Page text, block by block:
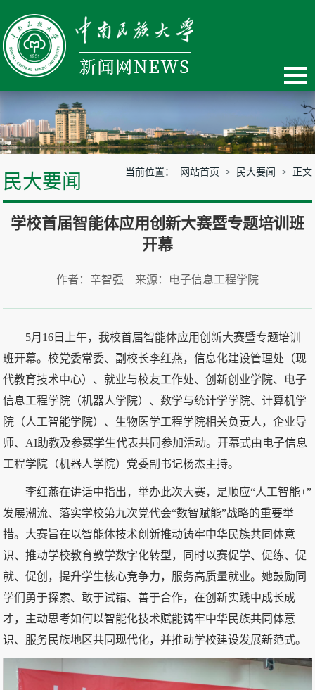
民大要闻 当前位置： 网站首页 > 民大要闻 > 正文
学校首届智能体应用创新大赛暨专题培训班
开幕
作者：辛智强 来源：电子信息工程学院
5月16日上午，我校首届智能体应用创新大赛暨专题培训
班开幕。校党委常委、副校长李红燕，信息化建设管理处（现
代教育技术中心）、就业与校友工作处、创新创业学院、电子
信息工程学院（机器人学院）、数学与统计学学院、计算机学
院（人工智能学院）、生物医学工程学院相关负责人，企业导
师、AI助教及参赛学生代表共同参加活动。开幕式由电子信息
工程学院（机器人学院）党委副书记杨杰主持。
李红燕在讲话中指出，举办此次大赛，是顺应“人工智能+”
发展潮流、落实学校第九次党代会“数智赋能”战略的重要举
措。大赛旨在以智能体技术创新推动铸牢中华民族共同体意
识、推动学校教育教学数字化转型，同时以赛促学、促练、促
就、促创，提升学生核心竞争力，服务高质量就业。她鼓励同
学们勇于探索、敢于试错、善于合作，在创新实践中成长成
才，主动思考如何以智能化技术赋能铸牢中华民族共同体意
识、服务民族地区共同现代化，并推动学校建设发展新范式。